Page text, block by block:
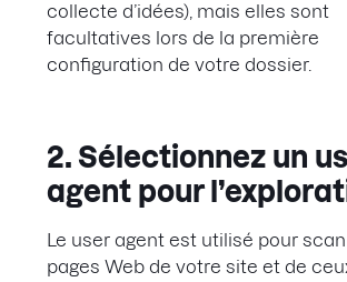
collecte d’idées), mais elles sont
facultatives lors de la première
configuration de votre dossier.
2. Sélectionnez un
agent pour
Le user agent est utilisé pour
pages Web de votre site et de